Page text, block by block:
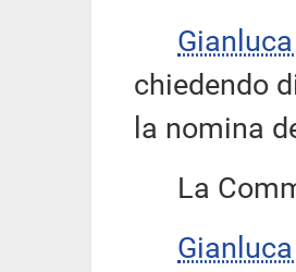
chiedendo
la nomina
La